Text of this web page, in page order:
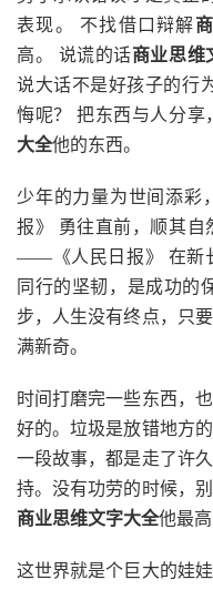
表现。 不找借口辩解
高。 说谎的话商业思维
说大话不是好孩子的行
悔呢？ 把东西与人分享
大全他的东西。
少年的力量为世间添
报》 勇往直前，顺其自
——《人民日报》 在新
同行的坚韧，是成功
步，人生没有终点，只
满新奇。
时间打磨完一些东西，
好的。垃圾是放错地方
一段故事，都是走了许
持。没有功劳的时候，
商业思维文字大全他最高
这世界就是个巨大的娃娃